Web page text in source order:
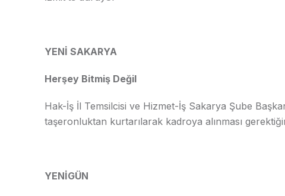
YENİ SAKARYA
Herşey Bitmiş Değil
Hak-İş İl Temsilcisi ve Hizmet-İş Sakarya Şube
taşeronluktan kurtarılarak kadroya alınması
YENİGÜN